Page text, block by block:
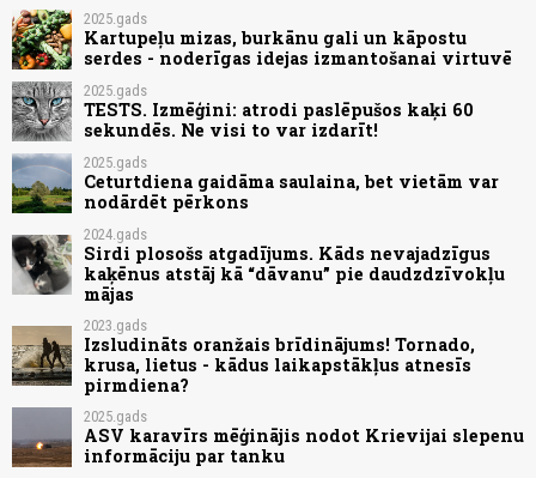
2025.gads
Kartupeļu mizas, burkānu gali un kāpostu
serdes - noderīgas idejas izmantošanai virtuvē
2025.gads
TESTS. Izmēģini: atrodi paslēpušos kaķi 60
sekundēs. Ne visi to var izdarīt!
2025.gads
Ceturtdiena gaidāma saulaina, bet vietām var
nodārdēt pērkons
2024.gads
Sirdi plosošs atgadījums. Kāds nevajadzīgus
kaķēnus atstāj kā “dāvanu” pie daudzdzīvokļu
mājas
2023.gads
Izsludināts oranžais brīdinājums! Tornado,
krusa, lietus - kādus laikapstākļus atnesīs
pirmdiena?
2025.gads
ASV karavīrs mēģinājis nodot Krievijai slepenu
informāciju par tanku